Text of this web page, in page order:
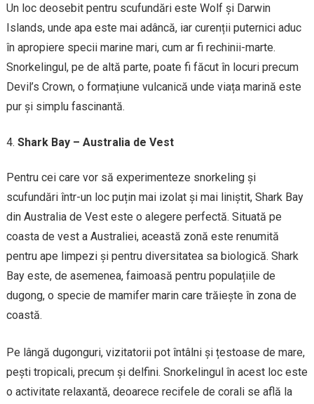
Un loc deosebit pentru scufundări este Wolf și Darwin
Islands, unde apa este mai adâncă, iar curenții puternici aduc
în apropiere specii marine mari, cum ar fi rechinii-marte.
Snorkelingul, pe de altă parte, poate fi făcut în locuri precum
Devil’s Crown, o formațiune vulcanică unde viața marină este
pur și simplu fascinantă.
Shark Bay – Australia de Vest
Pentru cei care vor să experimenteze snorkeling și
scufundări într-un loc puțin mai izolat și mai liniștit, Shark Bay
din Australia de Vest este o alegere perfectă. Situată pe
coasta de vest a Australiei, această zonă este renumită
pentru ape limpezi și pentru diversitatea sa biologică. Shark
Bay este, de asemenea, faimoasă pentru populațiile de
dugong, o specie de mamifer marin care trăiește în zona de
coastă.
Pe lângă dugonguri, vizitatorii pot întâlni și țestoase de mare,
pești tropicali, precum și delfini. Snorkelingul în acest loc este
o activitate relaxantă, deoarece recifele de corali se află la